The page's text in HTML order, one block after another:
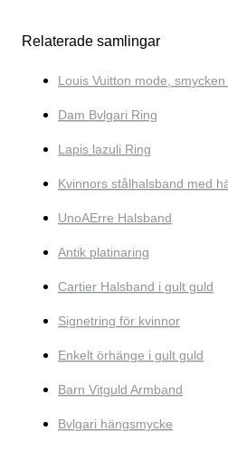
Relaterade samlingar
Louis Vuitton mode,
Dam Bvlgari Ring
Lapis lazuli Ring
Kvinnors stålhalsband med
UnoAErre Halsband
Antik platinaring
Cartier Halsband i gult guld
Signetring för kvinnor
Enkelt örhänge i gult guld
Barn Vitguld Armband
Bvlgari hängsmycke